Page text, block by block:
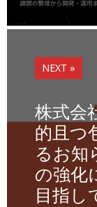
NEXT »
株式会
的且つ
るお知
の強化
目指し